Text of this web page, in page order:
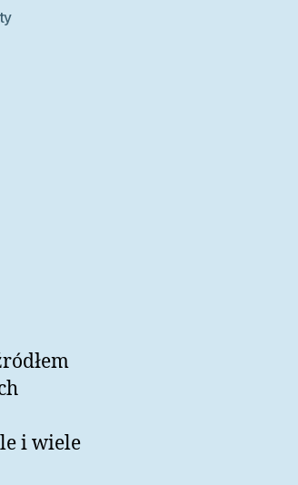
i wiele